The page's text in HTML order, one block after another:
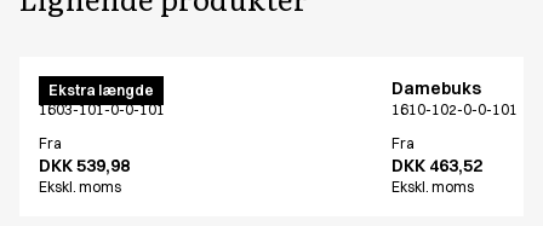
Ekstra længde
Damebuks
1603-101-0-0-101
Fra
DKK 539,98
Ekskl. moms
Damebuks
1610-102-0-0-101
Fra
DKK 463,52
Ekskl. moms